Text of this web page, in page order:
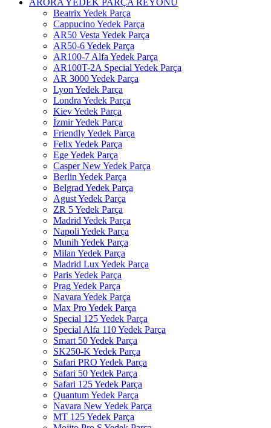
Beatrix Yedek Parça
Cappucino Yedek Parça
AR50 Vesta Yedek Parça
AR50-6 Yedek Parça
AR100-7 Alfa Yedek Parça
AR100T-2A Special Yedek Parça
AR 3000 Yedek Parça
Lyon Yedek Parça
Londra Yedek Parça
Kiev Yedek Parça
İzmir Yedek Parça
Friendly Yedek Parça
Felix Yedek Parça
Ege Yedek Parça
Casper New Yedek Parça
Berlin Yedek Parça
Belgrad Yedek Parça
Agust Yedek Parça
ZR 5 Yedek Parça
Madrid Yedek Parça
Napoli Yedek Parça
Munih Yedek Parça
Milan Yedek Parça
Madrid Lux Yedek Parça
Paris Yedek Parça
Prag Yedek Parça
Navara Yedek Parça
Max Pro Yedek Parça
Special 125 Yedek Parça
Special Alfa 110 Yedek Parça
Smart 50 Yedek Parça
SK250-K Yedek Parça
Safari PRO Yedek Parça
Safari 50 Yedek Parça
Safari 125 Yedek Parça
Quantum Yedek Parça
Navara New Yedek Parça
MT 125 Yedek Parça